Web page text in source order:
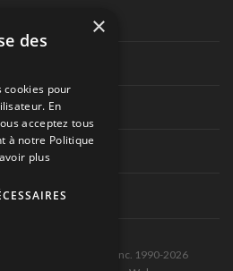
Éditions Pole-Position inc. 1990-2026
×
des
cookies pour
En
acceptez tous
à notre Politique
plus